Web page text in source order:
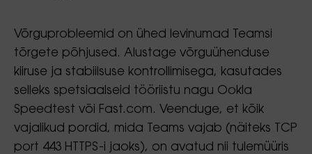
Võrguprobleemid on ühed levinumad Teamsi
tõrgete põhjused. Alustage võrguühenduse
kiiruse ja stabiilsuse kontrollimisega, kasutades
selleks spetsiaalseid tööriistu nagu Ookla
Speedtest või Fast.com. Veenduge, et kõik
vajalikud pordid, mida Teams vajab (näiteks TCP
port 443 HTTPS-i jaoks), on avatud nii tulemüüris